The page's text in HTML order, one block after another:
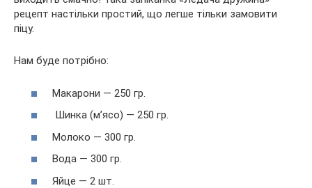
рецепт настільки простий, що легше тільки замовити
піцу.
Нам буде потрібно:
Макарони — 250 гр.
Шинка (м’ясо) — 250 гр.
Молоко — 300 гр.
Вода — 300 гр.
Яйце — 2 шт.